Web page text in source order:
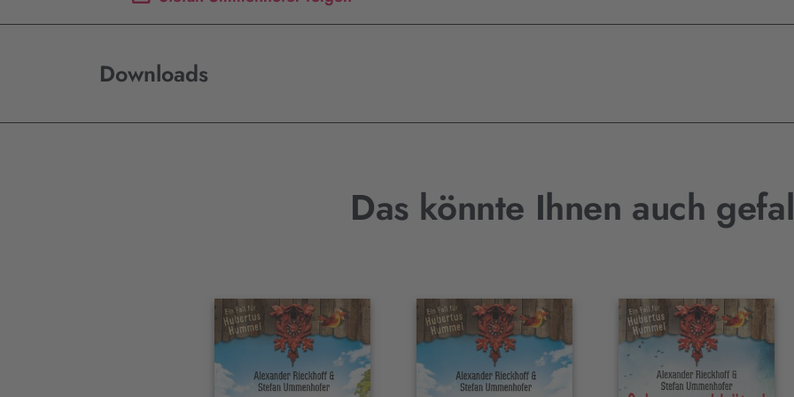
Downloads
Das könnte Ihnen auch
Interaktives
Slider-